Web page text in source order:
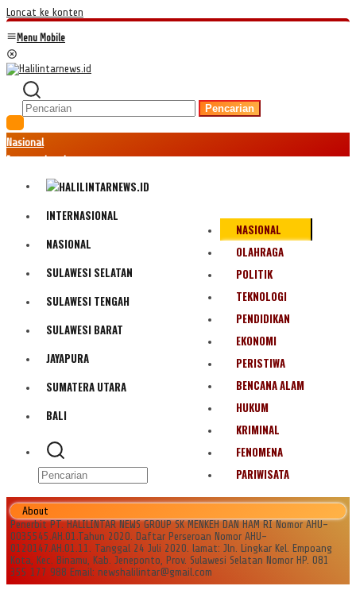
Loncat ke konten
Menu Mobile
Pencarian
Nasional
Internasional
Politik
Olahraga
Bencana Alam
INTERNASIONAL
NASIONAL
SULAWESI SELATAN
SULAWESI TENGAH
SULAWESI BARAT
JAYAPURA
SUMATERA UTARA
BALI
NASIONAL
OLAHRAGA
POLITIK
TEKNOLOGI
PENDIDIKAN
EKONOMI
PERISTIWA
BENCANA ALAM
HUKUM
KRIMINAL
FENOMENA
PARIWISATA
About
Penerbit PT. HALILINTAR NEWS GROUP SK MENKEH DAN HAM RI Nomor AHU-
0035545.AH.01.Tahun 2020. Daftar Perseroan Nomor AHU-
0120147.AH.01.11. Tanggal 24 Juli 2020. lamat: Jln. Lingkar Kel. Empoang
Kota, Kec. Binamu, Kab. Jeneponto, Prov. Sulawesi Selatan Nomor HP. 081
355 177 988 Email: newshalilintar@gmail.com